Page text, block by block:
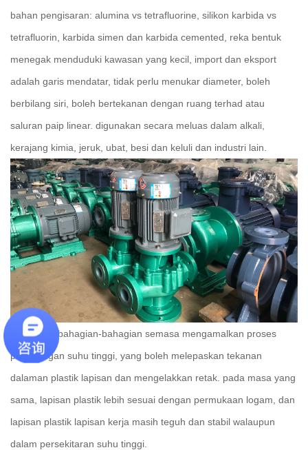
bahan pengisaran: alumina vs tetrafluorine, silikon karbida vs
tetrafluorin, karbida simen dan karbida cemented, reka bentuk
menegak menduduki kawasan yang kecil, import dan eksport
adalah garis mendatar, tidak perlu menukar diameter, boleh
berbilang siri, boleh bertekanan dengan ruang terhad atau
saluran paip linear. digunakan secara meluas dalam alkali,
kerajang kimia, jeruk, ubat, besi dan keluli dan industri lain.
kelebihan: bahagian-bahagian semasa mengamalkan proses
pemulangan suhu tinggi, yang boleh melepaskan tekanan
dalaman plastik lapisan dan mengelakkan retak. pada masa yang
sama, lapisan plastik lebih sesuai dengan permukaan logam, dan
lapisan plastik lapisan kerja masih teguh dan stabil walaupun
dalam persekitaran suhu tinggi.